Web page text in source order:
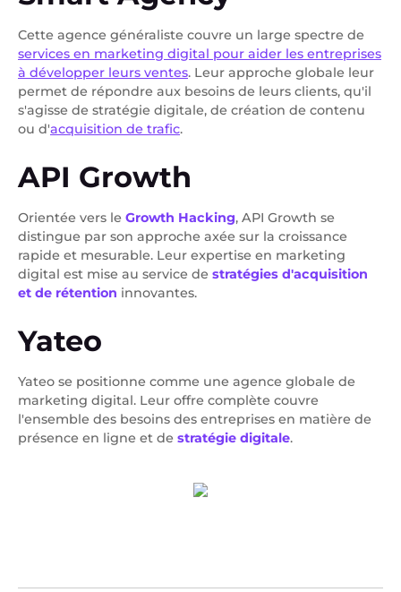
Cette agence généraliste couvre un large spectre de
services en marketing digital pour aider les entreprises
à développer leurs ventes. Leur approche globale leur
permet de répondre aux besoins de leurs clients, qu'il
s'agisse de stratégie digitale, de création de contenu
ou d'acquisition de trafic.
API Growth
Orientée vers le Growth Hacking, API Growth se
distingue par son approche axée sur la croissance
rapide et mesurable. Leur expertise en marketing
digital est mise au service de stratégies d'acquisition
et de rétention innovantes.
Yateo
Yateo se positionne comme une agence globale de
marketing digital. Leur offre complète couvre
l'ensemble des besoins des entreprises en matière de
présence en ligne et de stratégie digitale.